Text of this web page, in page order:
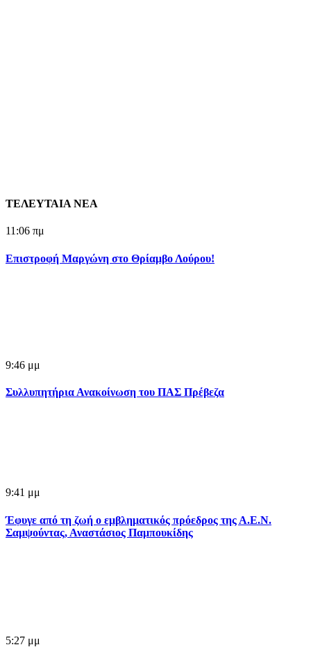
ΤΕΛΕΥΤΑΙΑ ΝΕΑ
11:06 πμ
Επιστροφή Μαργώνη στο Θρίαμβο Λούρου!
9:46 μμ
Συλλυπητήρια Ανακοίνωση του ΠΑΣ Πρέβεζα
9:41 μμ
Έφυγε από τη ζωή ο εμβληματικός πρόεδρος της Α.Ε.Ν.
Σαμψούντας, Αναστάσιος Παμπουκίδης
5:27 μμ